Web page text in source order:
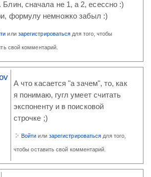
Блин, сначала не 1, а 2, есессно :)
формулу немножко забыл :)
или зарегистрироваться для того, чтобы
свой комментарий.
А что касается "а зачем", то, как
я понимаю, гугл умеет считать
экспоненту и в поисковой
строчке ;)
Войти или зарегистрироваться для того,
чтобы оставить свой комментарий.